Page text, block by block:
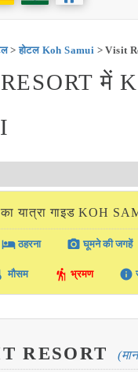
>होटल Koh Samui > Visit
में
का यात्रा गाइड KOH
local_hotelठहरना photo_camera घूमने की जगहें
मौसम hiking भ्रमण info
RESORT